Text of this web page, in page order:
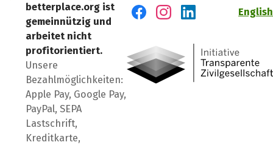
betterplace.org ist
gemeinnützig und
arbeitet nicht
profitorientiert.
Unsere
Bezahlmöglichkeiten:
Apple Pay, Google Pay,
PayPal, SEPA
Lastschrift,
Kreditkarte,
English